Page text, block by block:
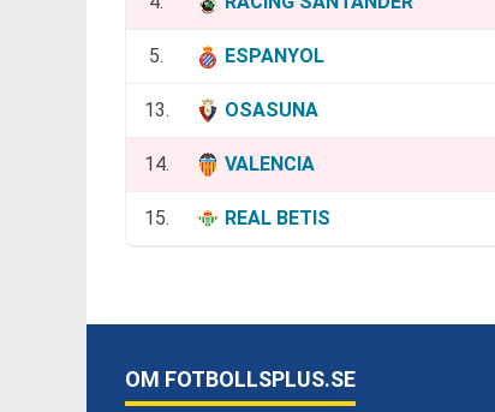
5. ESPANYOL
13. OSASUNA
14. VALENCIA
15. REAL BETIS
OM FOTBOLLSPLUS.SE